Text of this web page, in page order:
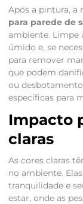
Após a pintura, a
para parede de
ambiente. Limpe
úmido e, se
para remover
que podem
ou
específicas para
Impacto
claras
As cores claras
no ambiente.
tranquilidade e
estar, onde as